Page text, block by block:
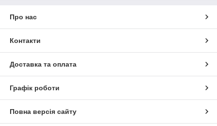
Про нас
Контакти
Доставка та оплата
Графік роботи
Повна версія сайту